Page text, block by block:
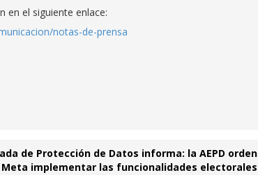
en el siguiente enlace:
notas-de-prensa
de Protección de Datos informa: la AEPD
implementar las funcionalidades